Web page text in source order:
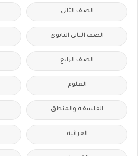
الصف الثانى
الصف الثانى الثانوى
الصف الرابع
العلوم
الفلسفة والمنطق
القرائية